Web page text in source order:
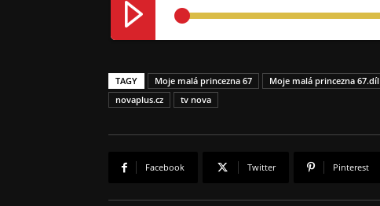
TAGY Moje malá princezna 67 Moje malá princezna 67.díl
novaplus.cz
tv nova
Facebook Twitter Pinterest